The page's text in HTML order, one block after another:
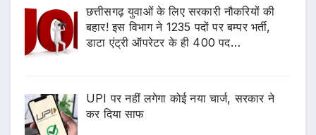
छत्तीसगढ़ युवाओं के लिए सरकारी नौकरियों की
बहार! इस विभाग ने 1235 पदों पर बम्पर भर्ती,
डाटा एंट्री ऑपरेटर के ही 400 पद…
UPI पर नहीं लगेगा कोई नया चार्ज, सरकार ने
कर दिया साफ